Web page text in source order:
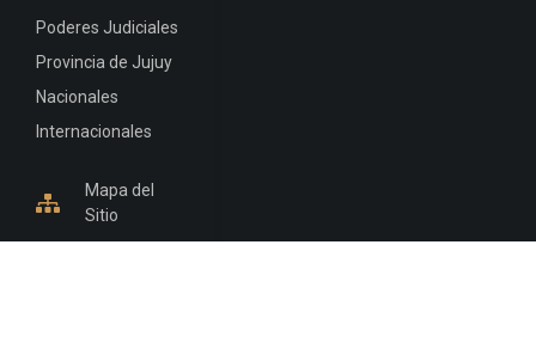
Poderes Judiciales
Provincia de Jujuy
Nacionales
Internacionales
Mapa del
Sitio